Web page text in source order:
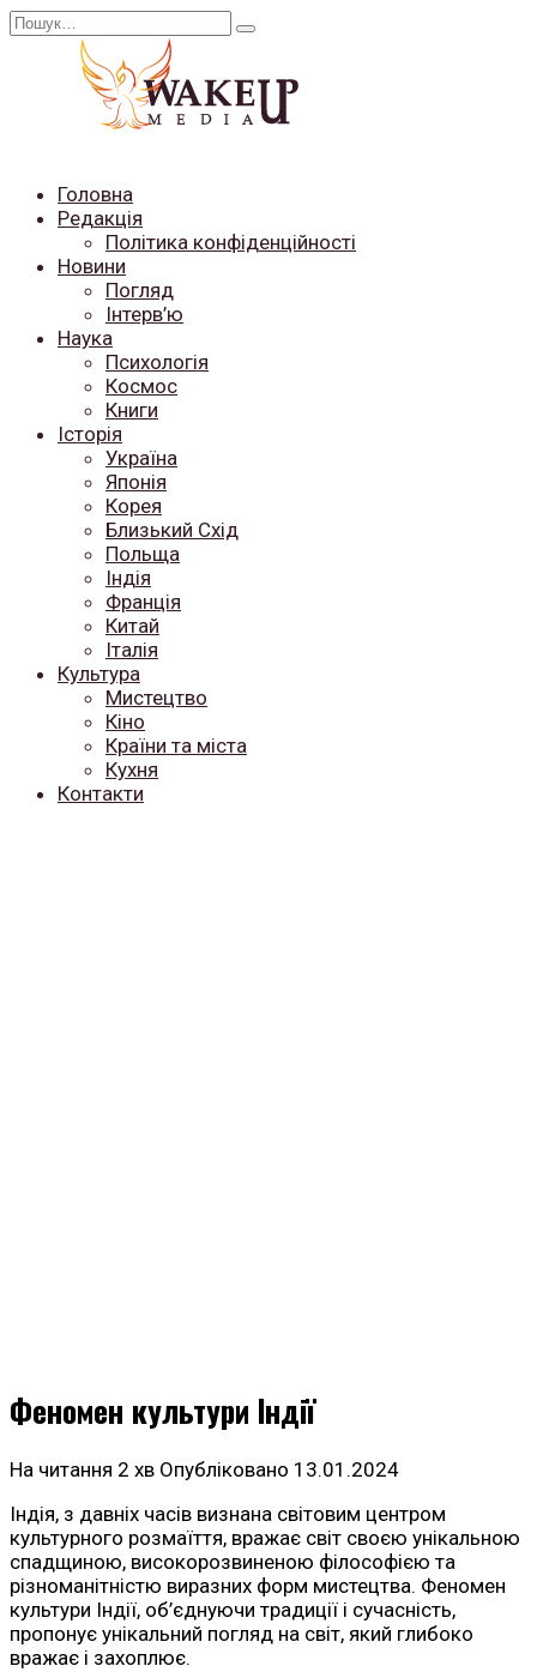
Перейти
Search
Головна
Редакція
Політика конфіденційності
Новини
Погляд
Інтерв’ю
Наука
Психологія
Космос
Книги
Історія
Україна
Японія
Корея
Близький Схід
Польща
Індія
Франція
Китай
Італія
Культура
Мистецтво
Кіно
Країни та міста
Кухня
Контакти
Феномен культури Індії
На читання 2 хв Опубліковано 13.01.2024
Індія, з давніх часів визнана світовим центром
культурного розмаїття, вражає світ своєю унікальною
спадщиною, високорозвиненою філософією та
різноманітністю виразних форм мистецтва. Феномен
культури Індії, об’єднуючи традиції і сучасність,
пропонує унікальний погляд на світ, який глибоко
вражає і захоплює.